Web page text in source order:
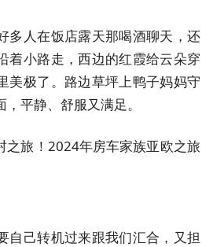
多人在饭店露天那喝酒聊天，还
着小路走，西边的红霞给云朵穿
美极了。路边草坪上鸭子妈妈守
平静、舒服又满足。
自己转机过来跟我们汇合，又担